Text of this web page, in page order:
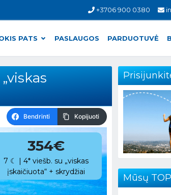
+3706 900 0380
PATS PASLAUGOS PARDUOTUVĖ
Bendrinti Kopijuoti
354€
7 ☾ | 4* viešb. su „viskas
įskaičiuota“ + skrydžiai
Mūsų